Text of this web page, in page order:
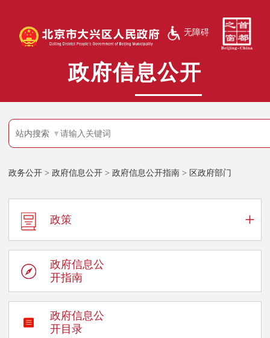
无障碍
政府信息公开
站内搜索
政务公开 > 政府信息公开 > 政府信息公开指南 > 区政府部门
政策 +
政府信息公
开指南
政府信息公
开目录